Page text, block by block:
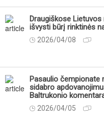
Draugiškose
išvysti būrį rinktinės
2026/04/08
Pasaulio čempionate
sidabro
Baltrukonio
2026/04/05